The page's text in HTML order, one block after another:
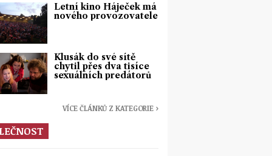
Letní kino Háječek má
nového provozovatele
Klusák do své sítě
chytil přes dva tisíce
sexuálních predátorů
VÍCE ČLÁNKŮ Z KATEGORIE ›